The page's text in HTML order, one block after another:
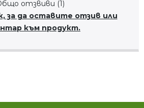
отзвиви (1)
за да оставите отзив или
към продукт.